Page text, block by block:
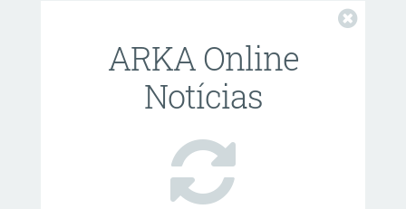
ARKA Online
Notícias